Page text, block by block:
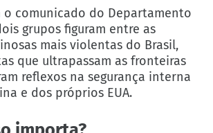
o comunicado do Departamento
grupos figuram entre as
mais violentas do Brasil,
que ultrapassam as fronteiras
reflexos na segurança interna
e dos próprios EUA.